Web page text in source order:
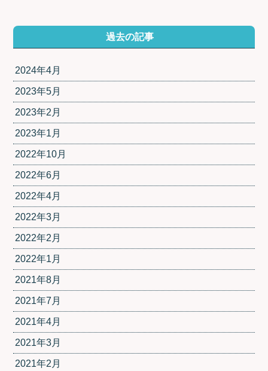
過去の記事
2024年4月
2023年5月
2023年2月
2023年1月
2022年10月
2022年6月
2022年4月
2022年3月
2022年2月
2022年1月
2021年8月
2021年7月
2021年4月
2021年3月
2021年2月